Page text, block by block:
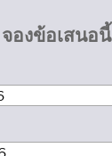
จองข้อเสนอนี้